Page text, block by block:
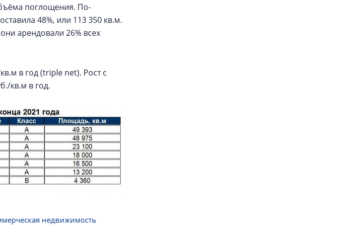
поглощения. По-
48%, или 113 350 кв.м.
арендовали 26% всех
в год (triple net). Рост с
кв.м в год.
недвижимость